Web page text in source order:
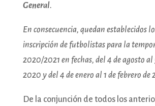
General.
En consecuencia, quedan establecidos
inscripción de futbolistas para la
2020/2021 en fechas, del 4 de agosto al
2020 y del 4 de enero al 1 de febrero de
De la conjunción de todos los